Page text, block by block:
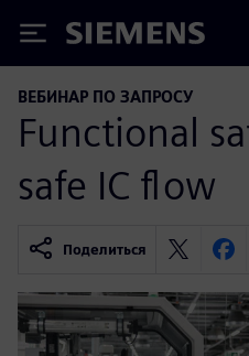
Siemens
ВЕБИНАР ПО ЗАПРОСУ
Functional
safe IC flow
Поделиться